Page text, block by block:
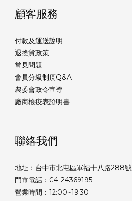
顧客服務
付款及運送說明
退換貨政策
常見問題
會員分級制度Q&A
農委會政令宣導
廠商檢疫表證明書
聯絡我們
地址：台中市北屯區軍福十八路288號
門市電話：04-24369195
營業時間：12:00~19:30